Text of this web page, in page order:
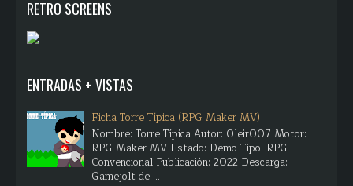
RETRO SCREENS
ENTRADAS + VISTAS
Ficha Torre Típica (RPG Maker MV)
Nombre: Torre Típica Autor: Oleir007 Motor:
RPG Maker MV Estado: Demo Tipo: RPG
Convencional Publicación: 2022 Descarga:
Gamejolt de ...